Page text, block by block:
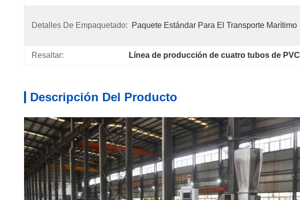
Detalles De Empaquetado: Paquete Estándar Para El Transporte Marítimo
Resaltar: Línea de producción de cuatro tubos de PVC
Descripción Del Producto